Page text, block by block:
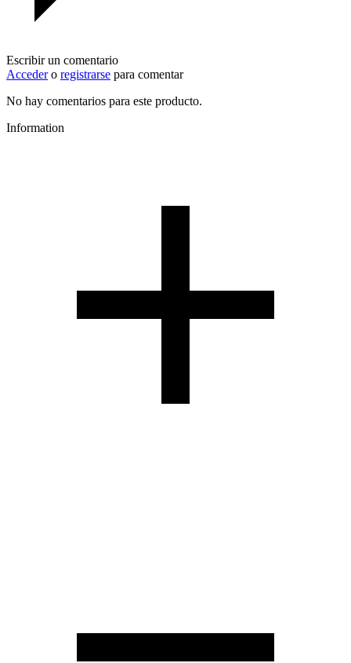
Escribir un comentario
Accedero registrarse para comentar
No hay comentarios para este producto.
Information